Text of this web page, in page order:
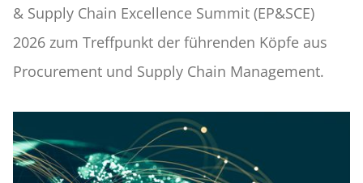
& Supply Chain Excellence Summit (EP&SCE)
2026 zum Treffpunkt der führenden Köpfe aus
Procurement und Supply Chain Management.